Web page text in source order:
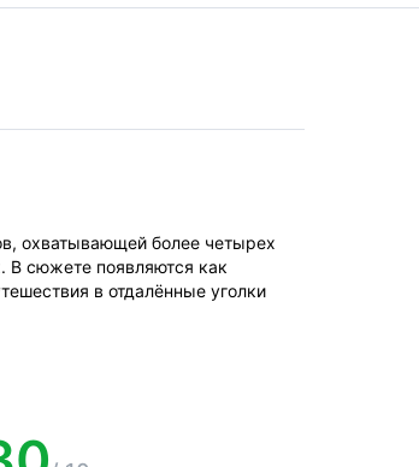
охватывающей более четырех
В сюжете появляются как
в отдалённые уголки